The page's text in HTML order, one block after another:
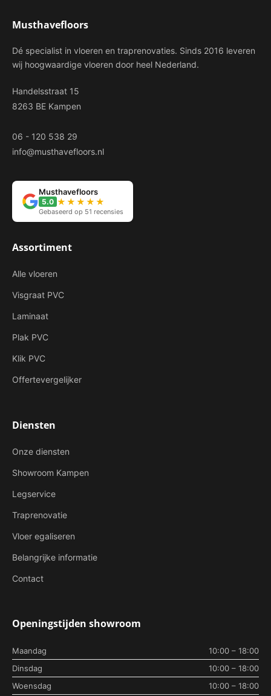
Musthavefloors
Dé specialist in vloeren en traprenovaties. Sinds 2016 leveren
wij hoogwaardige vloeren door heel Nederland.
Handelsstraat 15
8263 BE Kampen
06 - 120 538 29
info@musthavefloors.nl
Musthavefloors
5.0 ★★★★★
Gebaseerd op 51 recensies
Assortiment
Alle vloeren
Visgraat PVC
Laminaat
Plak PVC
Klik PVC
Offertevergelijker
Diensten
Onze diensten
Showroom Kampen
Legservice
Traprenovatie
Vloer egaliseren
Belangrijke informatie
Contact
Openingstijden showroom
Maandag
10:00 – 18:00
Dinsdag
10:00 – 18:00
Woensdag
10:00 – 18:00